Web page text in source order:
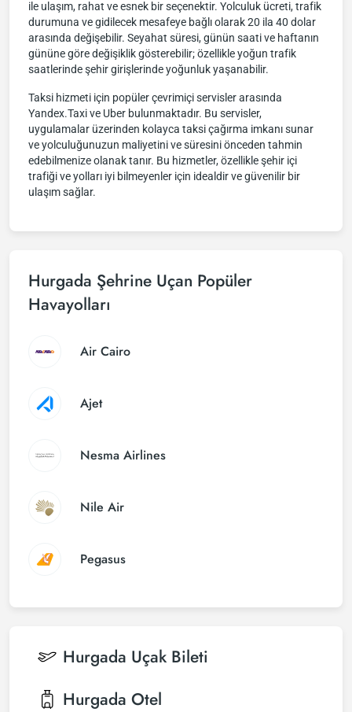
ile ulaşım, rahat ve esnek bir seçenektir. Yolculuk ücreti, trafik
durumuna ve gidilecek mesafeye bağlı olarak 20 ila 40 dolar
arasında değişebilir. Seyahat süresi, günün saati ve haftanın
gününe göre değişiklik gösterebilir; özellikle yoğun trafik
saatlerinde şehir girişlerinde yoğunluk yaşanabilir.
Taksi hizmeti için popüler çevrimiçi servisler arasında
Yandex.Taxi ve Uber bulunmaktadır. Bu servisler,
uygulamalar üzerinden kolayca taksi çağırma imkanı sunar
ve yolculuğunuzun maliyetini ve süresini önceden tahmin
edebilmenize olanak tanır. Bu hizmetler, özellikle şehir içi
trafiği ve yolları iyi bilmeyenler için idealdir ve güvenilir bir
ulaşım sağlar.
Hurgada Şehrine Uçan Popüler
Havayolları
Air Cairo
Ajet
Nesma Airlines
Nile Air
Pegasus
Hurgada Uçak Bileti
Hurgada Otel